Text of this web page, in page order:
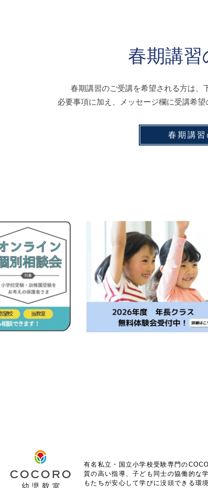
春期講
春期講習のご受講を希望される方は、
必要事項に加え、メッセージ欄に受講希
春期講
有名私立・国立小学校受験専門の
質の高い指導、子ども同士の協働的な
もたちが安心して学びに没頭できる環